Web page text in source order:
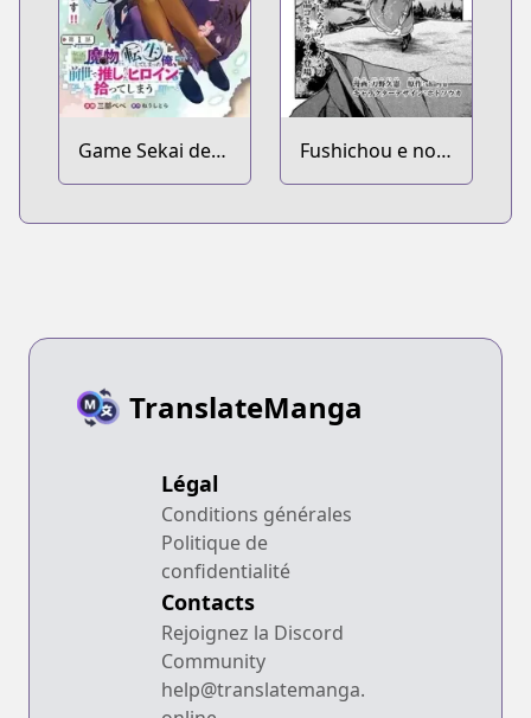
Game Sekai de
Mamono ni
Fushichou e no
Tensei: Dragon
TranslateManga
Légal
Conditions générales
Politique de
confidentialité
Contacts
Rejoignez la Discord
Community
help@translatemanga.